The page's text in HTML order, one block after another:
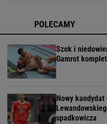
POLECAMY
Szok i
Gamrot
Nowy
spadkowicza